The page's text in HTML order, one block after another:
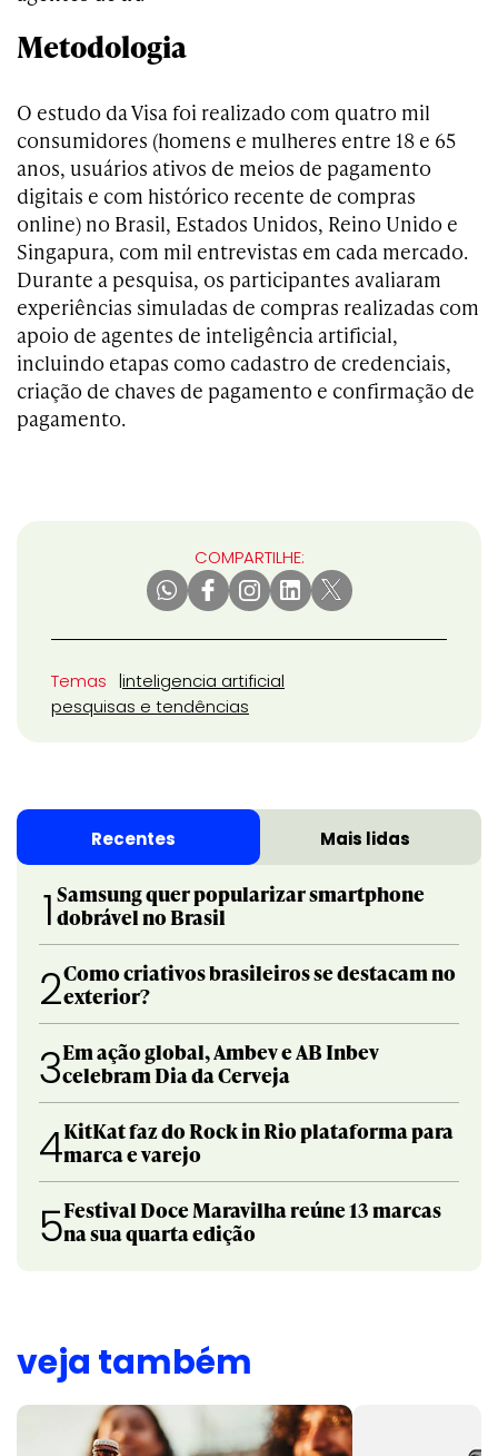
Metodologia
O estudo da Visa foi realizado com quatro mil
consumidores (homens e mulheres entre 18 e 65
anos, usuários ativos de meios de pagamento
digitais e com histórico recente de compras
online) no Brasil, Estados Unidos, Reino Unido e
Singapura, com mil entrevistas em cada mercado.
Durante a pesquisa, os participantes avaliaram
experiências simuladas de compras realizadas com
apoio de agentes de inteligência artificial,
incluindo etapas como cadastro de credenciais,
criação de chaves de pagamento e confirmação de
pagamento.
COMPARTILHE:
Temas
inteligencia artificial
pesquisas e tendências
Recentes Mais lidas
1 Samsung quer popularizar smartphone
dobrável no Brasil
2Como criativos brasileiros se destacam no
exterior?
3Em ação global, Ambev e AB Inbev
celebram Dia da Cerveja
4KitKat faz do Rock in Rio plataforma para
marca e varejo
5Festival Doce Maravilha reúne 13 marcas
na sua quarta edição
veja também